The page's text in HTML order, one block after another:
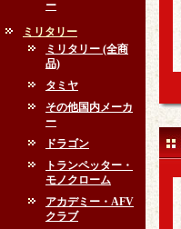
ー
ミリタリー
ミリタリー (全商
品)
タミヤ
その他国内メーカ
ー
ドラゴン
トランペッター・
モノクローム
アカデミー・AFV
クラブ